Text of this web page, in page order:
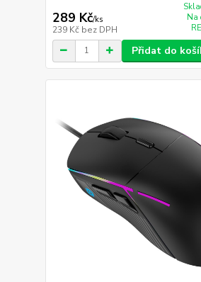
289 Kč/ks
239 Kč bez DPH
Na
Přidat do